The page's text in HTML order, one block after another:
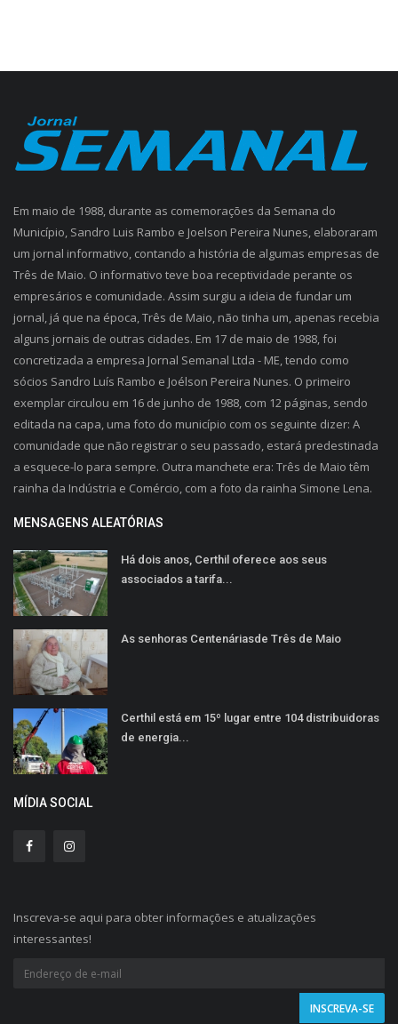
Em maio de 1988, durante as comemorações da Semana do
Município, Sandro Luis Rambo e Joelson Pereira Nunes, elaboraram
um jornal informativo, contando a história de algumas empresas de
Três de Maio. O informativo teve boa receptividade perante os
empresários e comunidade. Assim surgiu a ideia de fundar um
jornal, já que na época, Três de Maio, não tinha um, apenas recebia
alguns jornais de outras cidades. Em 17 de maio de 1988, foi
concretizada a empresa Jornal Semanal Ltda - ME, tendo como
sócios Sandro Luís Rambo e Joélson Pereira Nunes. O primeiro
exemplar circulou em 16 de junho de 1988, com 12 páginas, sendo
editada na capa, uma foto do município com os seguinte dizer: A
comunidade que não registrar o seu passado, estará predestinada
a esquece-lo para sempre. Outra manchete era: Três de Maio têm
rainha da Indústria e Comércio, com a foto da rainha Simone Lena.
MENSAGENS ALEATÓRIAS
Há dois anos, Certhil oferece aos seus
associados a tarifa...
As senhoras Centenáriasde Três de Maio
Certhil está em 15º lugar entre 104 distribuidoras
de energia...
MÍDIA SOCIAL
Inscreva-se aqui para obter informações e atualizações
interessantes!